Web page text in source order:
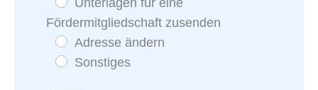
Unterlagen für eine
Fördermitgliedschaft zusenden
Adresse ändern
Sonstiges